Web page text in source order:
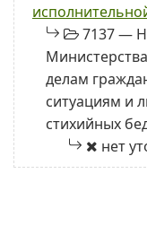
7137 —
делам
ситуациям и
стихийных
нет